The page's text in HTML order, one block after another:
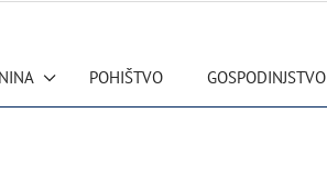
POHIŠTVO GOSPODINJSTVO